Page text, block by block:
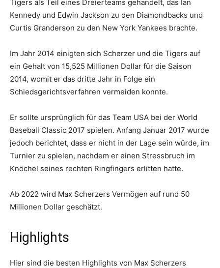
Tigers als Teil eines Dreierteams gehandelt, das Ian
Kennedy und Edwin Jackson zu den Diamondbacks und
Curtis Granderson zu den New York Yankees brachte.
Im Jahr 2014 einigten sich Scherzer und die Tigers auf
ein Gehalt von 15,525 Millionen Dollar für die Saison
2014, womit er das dritte Jahr in Folge ein
Schiedsgerichtsverfahren vermeiden konnte.
Er sollte ursprünglich für das Team USA bei der World
Baseball Classic 2017 spielen. Anfang Januar 2017 wurde
jedoch berichtet, dass er nicht in der Lage sein würde, im
Turnier zu spielen, nachdem er einen Stressbruch im
Knöchel seines rechten Ringfingers erlitten hatte.
Ab 2022 wird Max Scherzers Vermögen auf rund 50
Millionen Dollar geschätzt.
Highlights
Hier sind die besten Highlights von Max Scherzers